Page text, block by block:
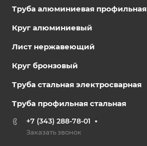
Труба алюминиевая профильная
Круг алюминиевый
Лист нержавеющий
Круг бронзовый
Труба стальная электросварная
Труба профильная стальная
+7 (343) 288-78-01
Заказать звонок